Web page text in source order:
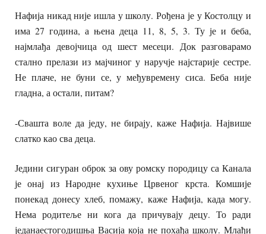
Нафија никад није ишла у школу. Рођена је у Костолцу и
има 27 година, а њена деца 11, 8, 5, 3. Ту је и беба,
најмлађа девојчица од шест месеци. Док разговарамо
стално прелази из мајчиног у наручје најстарије сестре.
Не плаче, не буни се, у међувремену сиса. Беба није
гладна, а остали, питам?
-Свашта воле да једу, не бирају, каже Нафија. Највише
слатко као сва деца.
Једини сигуран оброк за ову ромску породицу са Канала
је онај из Народне кухиње Црвеног крста. Комшије
понекад донесу хлеб, помажу, каже Нафија, када могу.
Нема родитеље ни кога да причувају децу. То ради
једанаестогодишња Васија која не похађа школу. Млађи